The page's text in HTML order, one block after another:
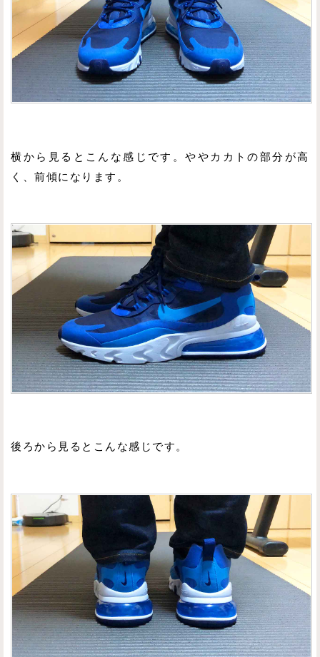
横から見るとこんな感じです。ややカカトの部分が高
く、前傾になります。
後ろから見るとこんな感じです。